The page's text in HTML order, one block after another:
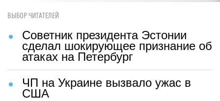
ВЫБОР ЧИТАТЕЛЕЙ
Советник президента Эстонии
сделал шокирующее признание об
атаках на Петербург
ЧП на Украине вызвало ужас в
США